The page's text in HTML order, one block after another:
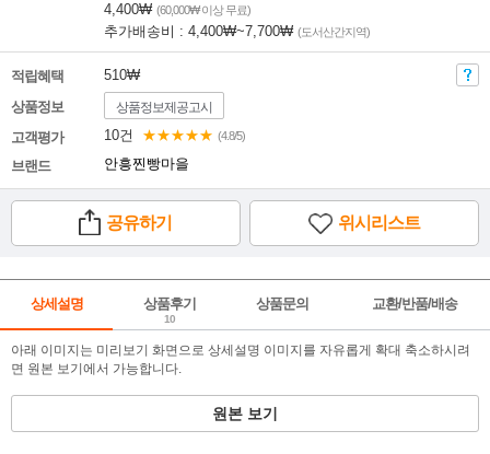
4,400₩ (60,000₩ 이상 무료)
추가배송비 : 4,400₩~7,700₩ (도서산간지역)
적립혜택
510₩
상품정보
상품정보제공고시
고객평가 10건 ★★★★★ (4.8/5)
브랜드 안흥찐빵마을
공유하기 위시리스트
상세설명 상품후기
10
상품문의 교환/반품/배송
아래 이미지는 미리보기 화면으로 상세설명 이미지를 자유롭게 확대 축소하시려
면 원본 보기에서 가능합니다.
원본 보기